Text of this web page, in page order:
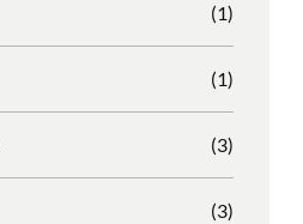
(1)
(1)
(3)
(3)